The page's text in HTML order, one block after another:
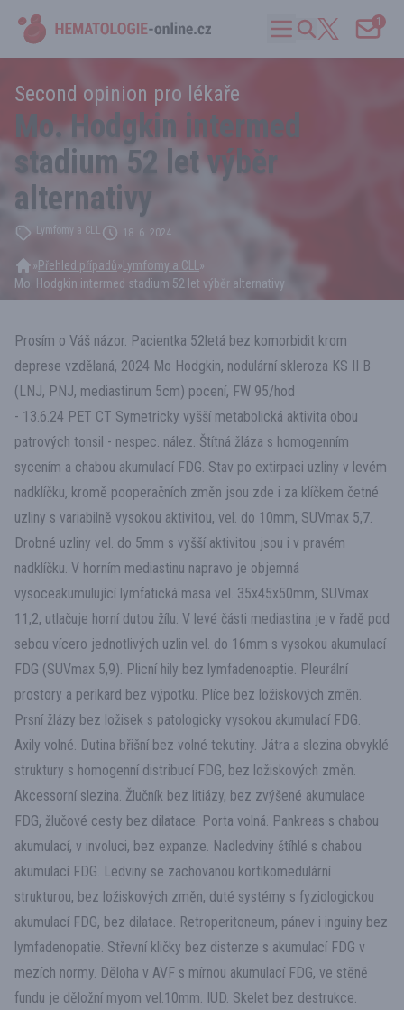
1
Second opinion pro lékaře
Mo. Hodgkin intermed
stadium 52 let výběr
alternativy
Lymfomy a CLL 18. 6. 2024
»Přehled případů» Lymfomy a CLL »
Mo. Hodgkin intermed stadium 52 let výběr alternativy
Prosím o Váš názor. Pacientka 52letá bez komorbidit krom
deprese vzdělaná, 2024 Mo Hodgkin, nodulární skleroza KS II B
(LNJ, PNJ, mediastinum 5cm) pocení, FW 95/hod
- 13.6.24 PET CT Symetricky vyšší metabolická aktivita obou
patrových tonsil - nespec. nález. Štítná žláza s homogenním
sycením a chabou akumulací FDG. Stav po extirpaci uzliny v levém
nadklíčku, kromě pooperačních změn jsou zde i za klíčkem četné
uzliny s variabilně vysokou aktivitou, vel. do 10mm, SUVmax 5,7.
Drobné uzliny vel. do 5mm s vyšší aktivitou jsou i v pravém
nadklíčku. V horním mediastinu napravo je objemná
vysoceakumulující lymfatická masa vel. 35x45x50mm, SUVmax
11,2, utlačuje horní dutou žílu. V levé části mediastina je v řadě pod
sebou vícero jednotlivých uzlin vel. do 16mm s vysokou akumulací
FDG (SUVmax 5,9). Plicní hily bez lymfadenoaptie. Pleurální
prostory a perikard bez výpotku. Plíce bez ložiskových změn.
Prsní žlázy bez ložisek s patologicky vysokou akumulací FDG.
Axily volné. Dutina břišní bez volné tekutiny. Játra a slezina obvyklé
struktury s homogenní distribucí FDG, bez ložiskových změn.
Akcessorní slezina. Žlučník bez litiázy, bez zvýšené akumulace
FDG, žlučové cesty bez dilatace. Porta volná. Pankreas s chabou
akumulací, v involuci, bez expanze. Nadledviny štíhlé s chabou
akumulací FDG. Ledviny se zachovanou kortikomedulární
strukturou, bez ložiskových změn, duté systémy s fyziologickou
akumulací FDG, bez dilatace. Retroperitoneum, pánev i inguiny bez
lymfadenopatie. Střevní kličky bez distenze s akumulací FDG v
mezích normy. Děloha v AVF s mírnou akumulací FDG, ve stěně
fundu je děložní myom vel.10mm. IUD. Skelet bez destrukce.